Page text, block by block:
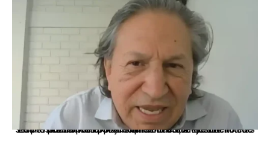
La presidenta Keiko Fujimori informó que la solicitud de indulto presentada por el expresidente Alejandro Toledo será evaluada por la Comisión de Gracias Presidenciales conforme al procedimiento establecido.